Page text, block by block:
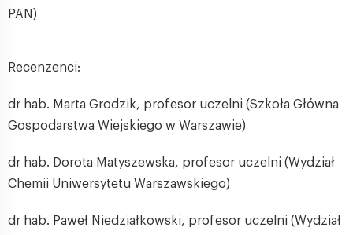
PAN)
Recenzenci:
dr hab. Marta Grodzik, profesor uczelni (Szkoła Główna
Gospodarstwa Wiejskiego w Warszawie)
dr hab. Dorota Matyszewska, profesor uczelni (Wydział
Chemii Uniwersytetu Warszawskiego)
dr hab. Paweł Niedziałkowski, profesor uczelni (Wydział